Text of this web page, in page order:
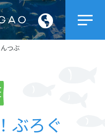
つぶ
ぶろぐ